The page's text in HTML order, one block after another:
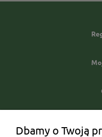
Dbamy o Twoją